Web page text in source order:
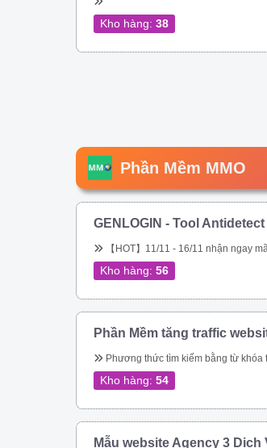
Kho hàng: 38
Phần Mềm MMO
GENLOGIN - Tool
【HOT】11/11 - 16/11 nhận ngay mã giảm giá 40% so với giá chính hãng trên web. Tool chuyên nuôi Gmail, nuôi tài khoản Google Ads.
Kho hàng: 56
Phần Mềm tăng traffic
Phương thức tìm kiếm bằng từ khóa trên google hoặc truy cập trực tiếp vào url đích của bạn – Tự động thay đổi địa chỉ IP – Tự động thay đổi Local IP
Kho hàng: 54
Mẫu website Agency 3 Dịch